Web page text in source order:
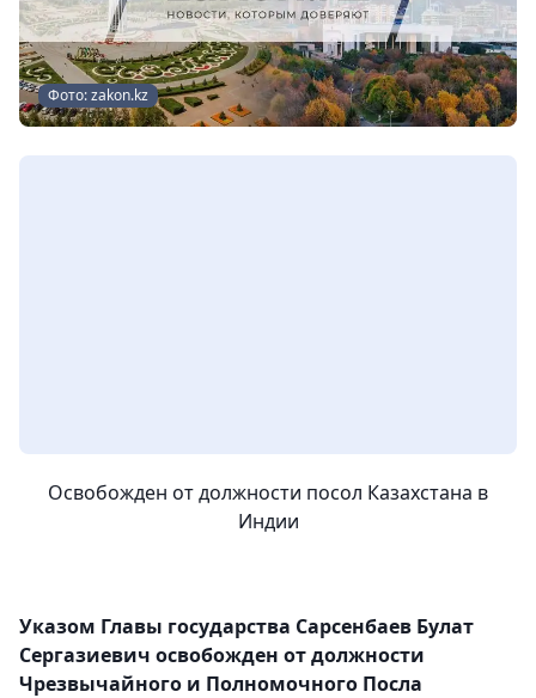
Фото: zakon.kz
Освобожден от должности посол Казахстана в
Индии
Указом Главы государства Сарсенбаев Булат
Сергазиевич освобожден от должности
Чрезвычайного и Полномочного Посла